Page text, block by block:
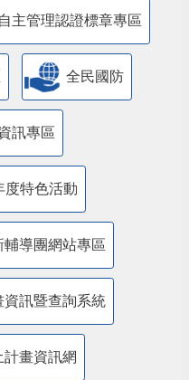
主管理認證標章專區
全民國防
訊專區
度特色活動
導團網站專區
訊暨查詢系統
畫資訊網